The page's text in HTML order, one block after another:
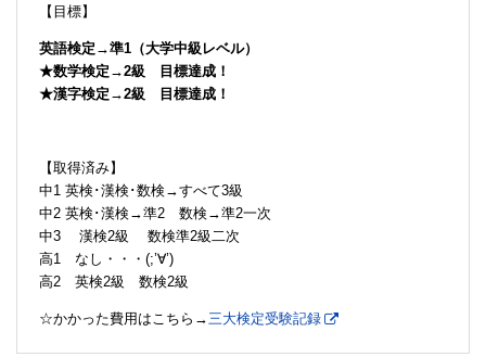
【目標】
英語検定→準1（大学中級レベル）
★数学検定→2級 目標達成！
★漢字検定→2級 目標達成！
【取得済み】
中1 英検･漢検･数検→すべて3級
中2 英検･漢検→準2 数検→準2一次
中3 漢検2級 数検準2級二次
高1 なし・・・(;’∀’)
高2 英検2級 数検2級
☆かかった費用はこちら→ 三大検定受験記録